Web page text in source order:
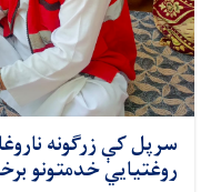
عصري
زده
کړې
ورکړل
شوي
سرپل کې زرګونه
روغتيايي خدمتونو